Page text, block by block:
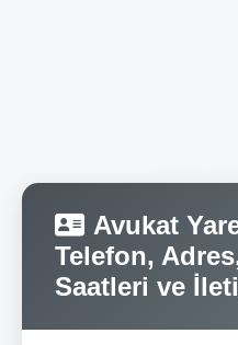
Avukat
Telefon,
Saatleri ve